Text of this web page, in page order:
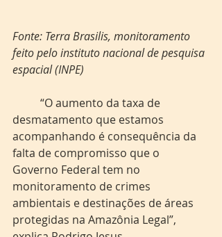
Fonte: Terra Brasilis, monitoramento
feito pelo instituto nacional de pesquisa
espacial (INPE)
desmatamento que estamos
acompanhando é consequência da
falta de compromisso que o
Governo Federal tem no
monitoramento de crimes
ambientais e destinações de áreas
protegidas na Amazônia Legal”,